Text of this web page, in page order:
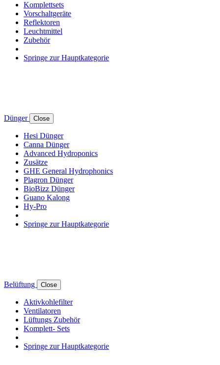
Komplettsets
Vorschaltgeräte
Reflektoren
Leuchtmittel
Zubehör
Springe zur Hauptkategorie
Dünger Close
Hesi Dünger
Canna Dünger
Advanced Hydroponics
Zusätze
GHE General Hydrophonics
Plagron Dünger
BioBizz Dünger
Guano Kalong
Hy-Pro
Springe zur Hauptkategorie
Belüftung Close
Aktivkohlefilter
Ventilatoren
Lüftungs Zubehör
Komplett- Sets
Springe zur Hauptkategorie